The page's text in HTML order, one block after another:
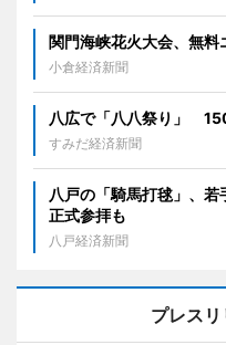
関門海峡花火大会、無
小倉経済新聞
八広で「八八祭り」
すみだ経済新聞
八戸の「騎馬打毬」、
正式参拝も
八戸経済新聞
プレス